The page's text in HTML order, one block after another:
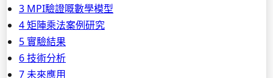
3 MPI驗證嘅數學模型
4 矩陣乘法案例研究
5 實驗結果
6 技術分析
7 未來應用